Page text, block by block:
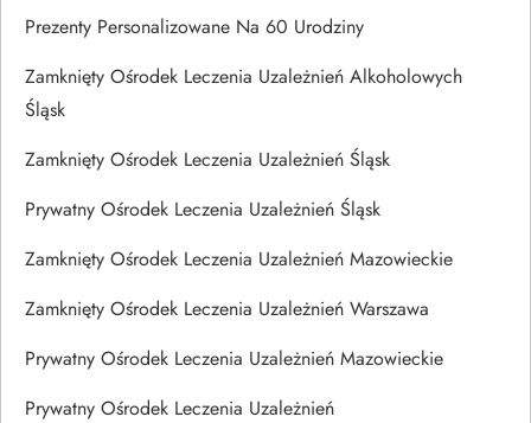
Prezenty Personalizowane Na 60 Urodziny
Zamknięty Ośrodek Leczenia Uzależnień Alkoholowych
Śląsk
Zamknięty Ośrodek Leczenia Uzależnień Śląsk
Prywatny Ośrodek Leczenia Uzależnień Śląsk
Zamknięty Ośrodek Leczenia Uzależnień Mazowieckie
Zamknięty Ośrodek Leczenia Uzależnień Warszawa
Prywatny Ośrodek Leczenia Uzależnień Mazowieckie
Prywatny Ośrodek Leczenia Uzależnień